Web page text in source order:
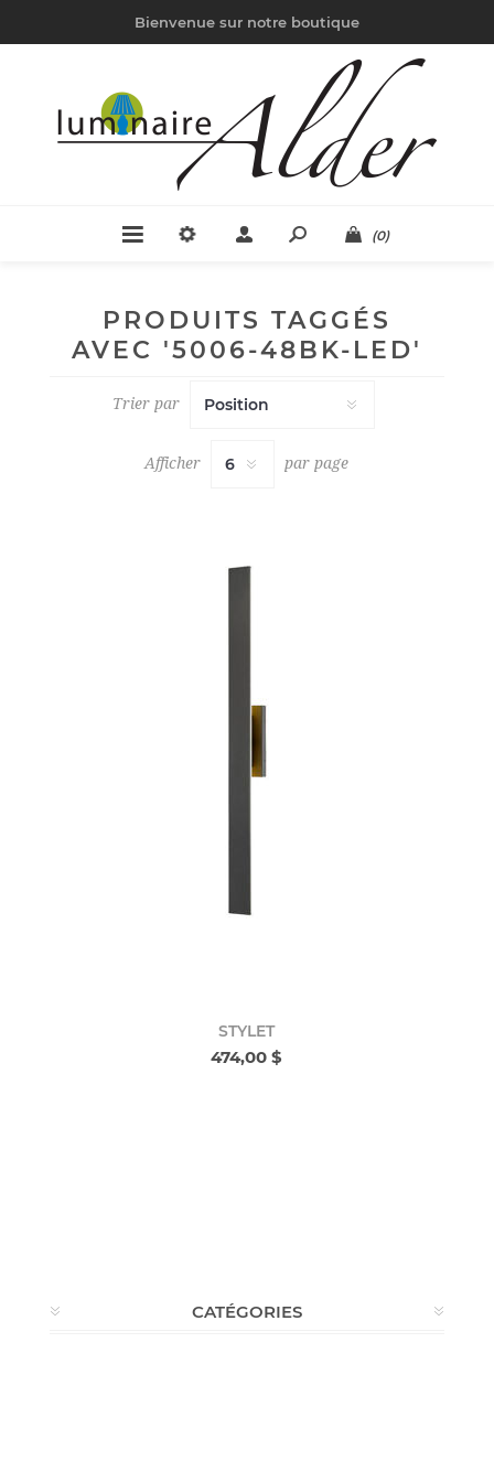
Bienvenue sur notre boutique
(0)
PRODUITS TAGGÉS
AVEC '5006-48BK-LED'
Trier par
Afficher par page
STYLET
474,00 $
CATÉGORIES